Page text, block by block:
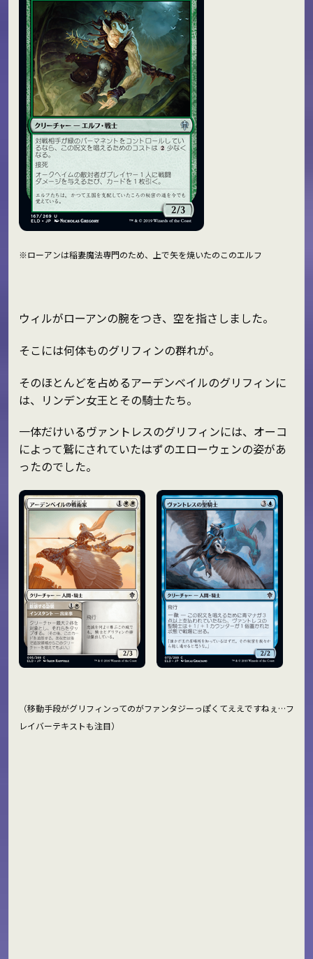
※ローアンは稲妻魔法専門のため、上で矢を焼いたのこのエルフ
ウィルがローアンの腕をつき、空を指さしました。
そこには何体ものグリフィンの群れが。
そのほとんどを占めるアーデンベイルのグリフィンに
は、リンデン女王とその騎士たち。
一体だけいるヴァントレスのグリフィンには、オーコ
によって鷲にされていたはずのエローウェンの姿があ
ったのでした。
（移動手段がグリフィンってのがファンタジーっぽくてええですねぇ…フ
レイバーテキストも注目）